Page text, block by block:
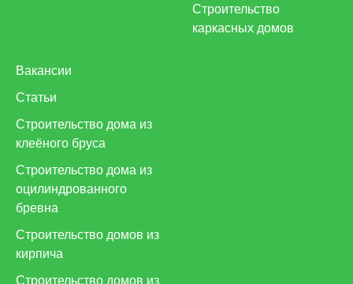
Строительство
каркасных домов
Вакансии
Статьи
Строительство дома из
клеёного бруса
Строительство дома из
оцилиндрованного
бревна
Строительство домов из
кирпича
Строительство домов из